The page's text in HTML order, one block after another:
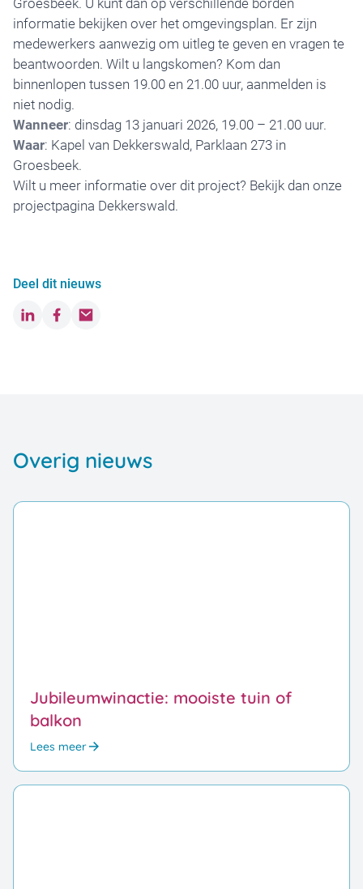
Groesbeek. U kunt dan op verschillende borden
informatie bekijken over het omgevingsplan. Er zijn
medewerkers aanwezig om uitleg te geven en vragen te
beantwoorden. Wilt u langskomen? Kom dan
binnenlopen tussen 19.00 en 21.00 uur, aanmelden is
niet nodig.
Wanneer: dinsdag 13 januari 2026, 19.00 – 21.00 uur.
Waar: Kapel van Dekkerswald, Parklaan 273 in
Groesbeek.
Wilt u meer informatie over dit project? Bekijk dan onze
projectpagina Dekkerswald.
Deel dit nieuws
LinkedInFacebook
Email
Overig nieuws
Jubileumwinactie: mooiste tuin of
balkon
Lees meer